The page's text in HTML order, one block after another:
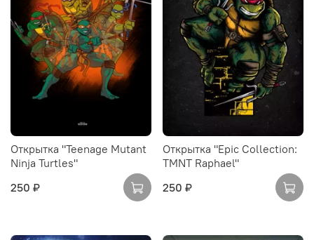
Открытка "Teenage Mutant
Ninja Turtles"
250 ₽
Открытка "Epic Collection:
TMNT Raphael"
250 ₽